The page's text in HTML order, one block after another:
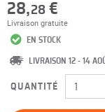
28,28 €
Livraison gratuite
EN STOCK
LIVRAISON 12 - 14
QUANTITÉ